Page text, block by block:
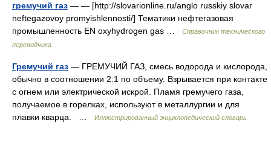
гремучий газ — — [http://slovarionline.ru/anglo russkiy slovar
neftegazovoy promyishlennosti/] Тематики нефтегазовая
промышленность EN oxyhydrogen gas …
Справочник технического
переводчика
Гремучий газ — ГРЕМУЧИЙ ГАЗ, смесь водорода и кислорода,
обычно в соотношении 2:1 по объему. Взрывается при контакте
с огнем или электрической искрой. Пламя гремучего газа,
получаемое в горелках, используют в металлургии и для
плавки кварца. …
Иллюстрированный энциклопедический словарь